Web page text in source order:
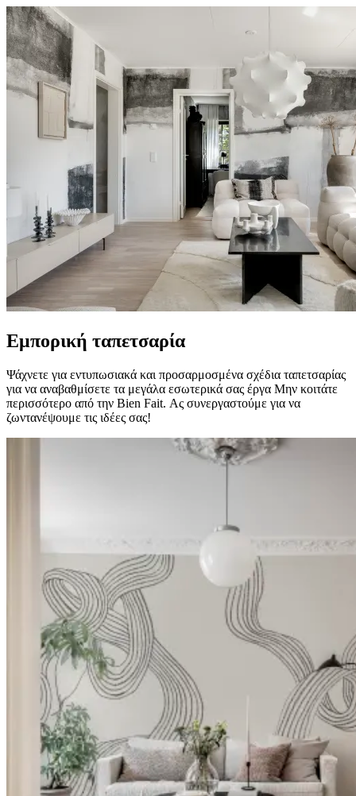
Εμπορική ταπετσαρία
Ψάχνετε για εντυπωσιακά και προσαρμοσμένα σχέδια ταπετσαρίας
για να αναβαθμίσετε τα μεγάλα εσωτερικά σας έργα Μην κοιτάτε
περισσότερο από την Bien Fait. Ας συνεργαστούμε για να
ζωντανέψουμε τις ιδέες σας!